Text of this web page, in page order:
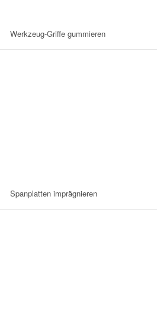
Werkzeug-Griffe gummieren
Spanplatten imprägnieren